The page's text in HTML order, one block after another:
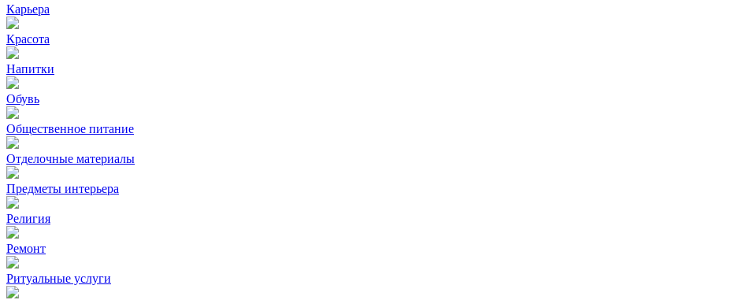
Карьера
Красота
Напитки
Обувь
Общественное питание
Отделочные материалы
Предметы интерьера
Религия
Ремонт
Ритуальные услуги